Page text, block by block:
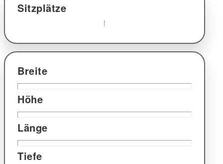
Sitzplätze
Breite
Höhe
Länge
Tiefe